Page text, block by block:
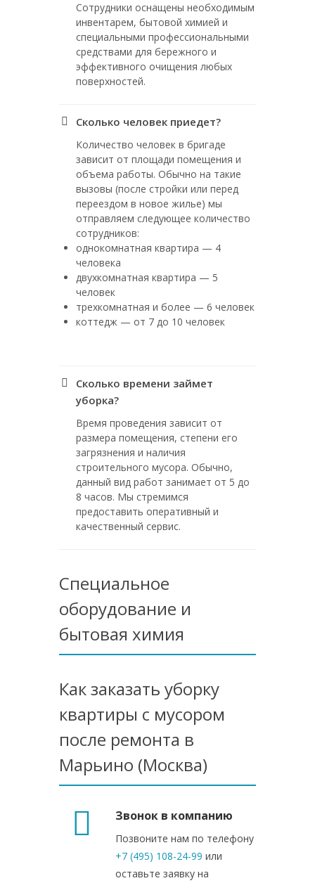
Сотрудники оснащены необходимым
инвентарем, бытовой химией и
специальными профессиональными
средствами для бережного и
эффективного очищения любых
поверхностей.
Сколько человек приедет?
Количество человек в бригаде
зависит от площади помещения и
объема работы. Обычно на такие
вызовы (после стройки или перед
переездом в новое жилье) мы
отправляем следующее количество
сотрудников:
однокомнатная квартира — 4
человека
двухкомнатная квартира — 5
человек
трехкомнатная и более — 6 человек
коттедж — от 7 до 10 человек
Сколько времени займет
уборка?
Время проведения зависит от
размера помещения, степени его
загрязнения и наличия
строительного мусора. Обычно,
данный вид работ занимает от 5 до
8 часов. Мы стремимся
предоставить оперативный и
качественный сервис.
Специальное
оборудование и
бытовая химия
Как заказать уборку
квартиры с мусором
после ремонта в
Марьино (Москва)
Звонок в компанию
Позвоните нам по телефону
+7 (495) 108-24-99 или
оставьте заявку на